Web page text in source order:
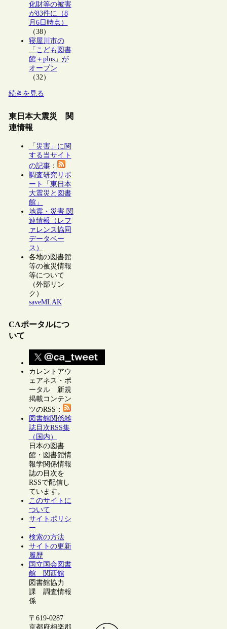
化財等の被害
が83件に（8
月6日時点）
（38）
寝屋川市の
「こども図書
館＋plus」が
オープン
（32）
続きを見る
東日本大震災 関
連情報
「災害」に関
する当サイト
の記事：
調査研究リポ
ート「東日本
大震災と図書
館」
地震・災害 関
連情報（レフ
ァレンス協同
データベー
ス）
各地の図書館
等の被災情報
等について
（外部リン
ク）
saveMLAK
CAポータルにつ
いて
カレントアウ
ェアネス・ポ
ータル 新規
掲載コンテン
ツのRSS：
図書館関係雑
誌目次RSS集
（国内）
日本の図書
館・図書館情
報学関係情報
誌の目次を
RSSで配信し
ています。
このサイトに
ついて
サイトポリシ
ー
検索の方法
サイトの更新
履歴
国立国会図書
館 関西館
図書館協力
課 調査情報
係
〒619-0287
京都府相楽郡